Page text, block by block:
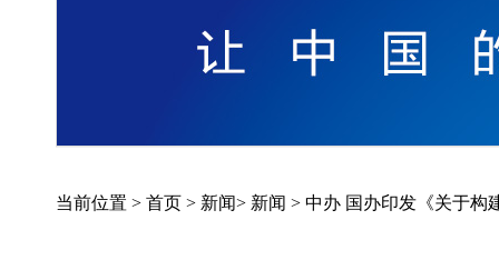
当前位置 > 首页 > 新闻> 新闻 > 中办 国办印发《关于构